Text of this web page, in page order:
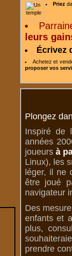
Priez
leurs
Écrivez
Achetez et
proposer vos
Plongez
Inspiré de
années
joueursà
Linux), les
léger, il ne
être joué
navigateur
Des
enfants et
plus,
prendre